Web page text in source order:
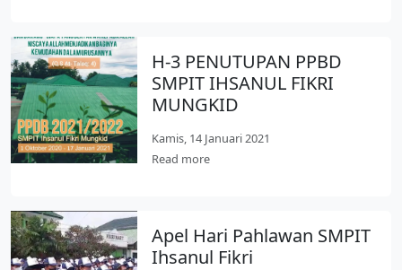
H-3 PENUTUPAN PPBD
SMPIT IHSANUL FIKRI
MUNGKID
Kamis, 14 Januari 2021
Read more
Apel Hari Pahlawan SMPIT
Ihsanul Fikri